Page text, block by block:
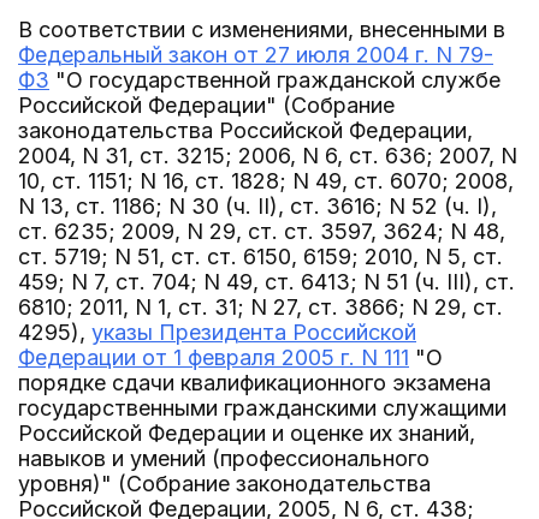
В соответствии с изменениями, внесенными в
Федеральный закон от 27 июля 2004 г. N 79-
ФЗ "О государственной гражданской службе
Российской Федерации" (Собрание
законодательства Российской Федерации,
2004, N 31, ст. 3215; 2006, N 6, ст. 636; 2007, N
10, ст. 1151; N 16, ст. 1828; N 49, ст. 6070; 2008,
N 13, ст. 1186; N 30 (ч. II), ст. 3616; N 52 (ч. I),
ст. 6235; 2009, N 29, ст. ст. 3597, 3624; N 48,
ст. 5719; N 51, ст. ст. 6150, 6159; 2010, N 5, ст.
459; N 7, ст. 704; N 49, ст. 6413; N 51 (ч. III), ст.
6810; 2011, N 1, ст. 31; N 27, ст. 3866; N 29, ст.
4295), указы Президента Российской
Федерации от 1 февраля 2005 г. N 111 "О
порядке сдачи квалификационного экзамена
государственными гражданскими служащими
Российской Федерации и оценке их знаний,
навыков и умений (профессионального
уровня)" (Собрание законодательства
Российской Федерации, 2005, N 6, ст. 438;